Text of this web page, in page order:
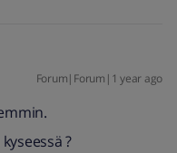
Forum|Forum|1 year ago
?